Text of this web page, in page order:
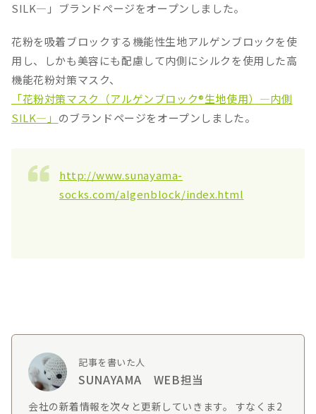
SILK―」ブランドページをオープンしました。
花粉を吸着ブロックする機能性生地アルゲンブロックを使
用し、しかも美容にも配慮して内側にシルクを使用した高
機能花粉対策マスク、
「花粉対策マスク（アルゲンブロック®生地使用）―内側
SILK―」 のブランドページをオープンしました。
http://www.sunayama-
socks.com/algenblock/index.html
記事を書いた人
SUNAYAMA WEB担当
会社の新着情報を次々と更新していきます。 すなくま2